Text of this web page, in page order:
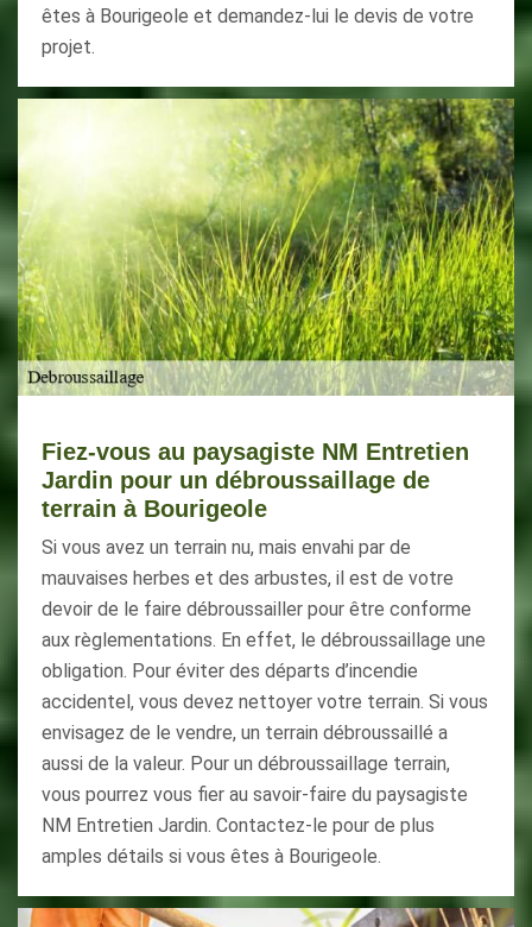
êtes à Bourigeole et demandez-lui le devis de votre
projet.
Fiez-vous au paysagiste NM Entretien
Jardin pour un débroussaillage de
terrain à Bourigeole
Si vous avez un terrain nu, mais envahi par de
mauvaises herbes et des arbustes, il est de votre
devoir de le faire débroussailler pour être conforme
aux règlementations. En effet, le débroussaillage une
obligation. Pour éviter des départs d’incendie
accidentel, vous devez nettoyer votre terrain. Si vous
envisagez de le vendre, un terrain débroussaillé a
aussi de la valeur. Pour un débroussaillage terrain,
vous pourrez vous fier au savoir-faire du paysagiste
NM Entretien Jardin. Contactez-le pour de plus
amples détails si vous êtes à Bourigeole.